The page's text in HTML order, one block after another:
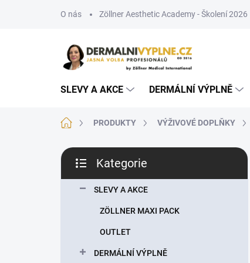
O nás Zöllner Aesthetic Academy - Školení 2026
SLEVY A AKCE DERMÁLNÍ VÝPLNĚ
Domů PRODUKTY VÝŽIVOVÉ DOPLŇKY
P
s
kategorie
Kategorie
SLEVY A AKCE
ZÖLLNER MAXI PACK
OUTLET
DERMÁLNÍ VÝPLNĚ